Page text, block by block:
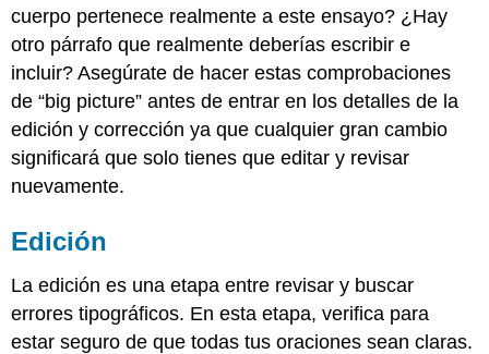
cuerpo pertenece realmente a este ensayo? ¿Hay
otro párrafo que realmente deberías escribir e
incluir? Asegúrate de hacer estas comprobaciones
de “big picture” antes de entrar en los detalles de la
edición y corrección ya que cualquier gran cambio
significará que solo tienes que editar y revisar
nuevamente.
Edición
La edición es una etapa entre revisar y buscar
errores tipográficos. En esta etapa, verifica para
estar seguro de que todas tus oraciones sean claras.